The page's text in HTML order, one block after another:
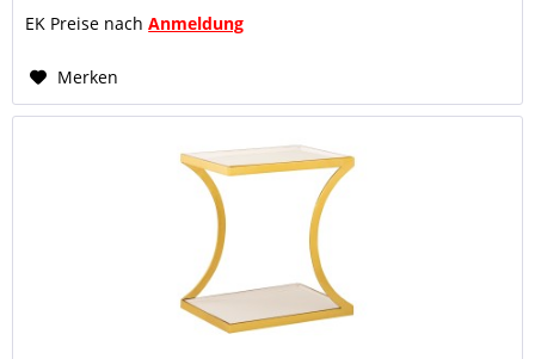
EK Preise nachAnmeldung
Merken